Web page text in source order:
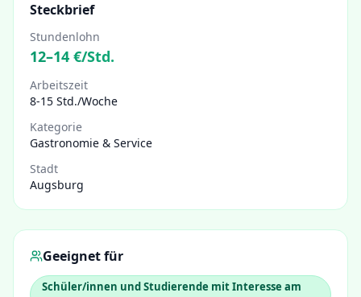
Steckbrief
Stundenlohn
12–14 €/Std.
Arbeitszeit
8-15 Std./Woche
Kategorie
Gastronomie & Service
Stadt
Augsburg
Geeignet für
Schüler/innen und Studierende mit Interesse am